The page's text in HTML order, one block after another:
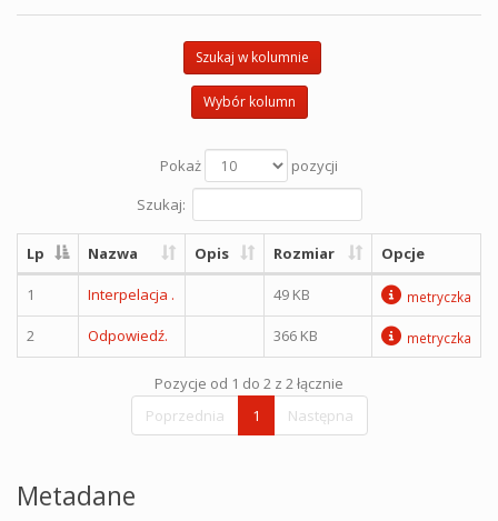
Szukaj w kolumnie
Wybór kolumn
Pokaż
pozycji
Szukaj:
Lp Nazwa Opis Rozmiar Opcje
1 Interpelacja . 49 KB metryczka
2 Odpowiedź. 366 KB metryczka
Pozycje od 1 do 2 z 2 łącznie
Poprzednia
1 Następna
Metadane